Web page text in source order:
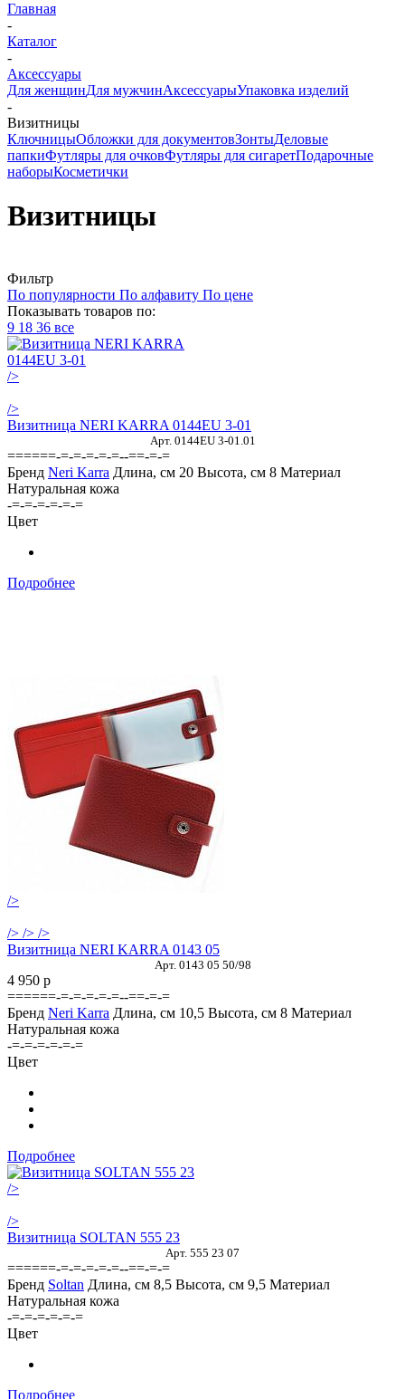
Главная
-
Каталог
-
Аксессуары
Для женщинДля мужчинАксессуарыУпаковка изделий
-
Визитницы
КлючницыОбложки для документовЗонтыДеловые
папкиФутляры для очковФутляры для сигаретПодарочные
наборыКосметички
Визитницы
Фильтр
По популярности По алфавиту По цене
Показывать товаров по:
9 18 36 все
/>
/>
Визитница NERI KARRA 0144EU 3-01
Арт. 0144EU 3-01.01
======-=-=-=-=-=--==-=-=
Бренд Neri Karra Длина, см 20 Высота, см 8 Материал
Натуральная кожа
-=-=-=-=-=-=
Цвет
Подробнее
/>
/> /> />
Визитница NERI KARRA 0143 05
Арт. 0143 05 50/98
4 950 p
======-=-=-=-=-=--==-=-=
Бренд Neri Karra Длина, см 10,5 Высота, см 8 Материал
Натуральная кожа
-=-=-=-=-=-=
Цвет
Подробнее
/>
/>
Визитница SOLTAN 555 23
Арт. 555 23 07
======-=-=-=-=-=--==-=-=
Бренд Soltan Длина, см 8,5 Высота, см 9,5 Материал
Натуральная кожа
-=-=-=-=-=-=
Цвет
Подробнее